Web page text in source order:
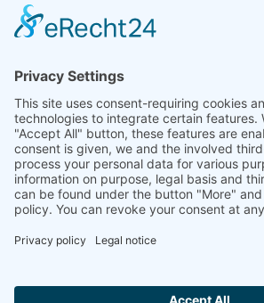
MUP 30HP
Przyczepa z wyciągiem hakowym
THL 20
THL 30
Kontenery
CONT 13
Skład maszyn
WYNAJEM
Serwis / Warsztat
Online-Shop
Wydarzenia